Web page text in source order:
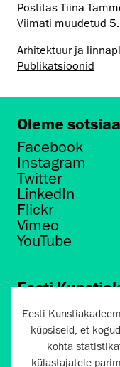
Postitas Tiina
Viimati muudetud
Arhitektuur ja
Publikatsioonid
Oleme
Facebook
Instagram
Twitter
LinkedIn
Flickr
Vimeo
YouTube
Eesti
Põhja
Tallinn 10412
Eesti
küpsiseid, et
kohta
külastajatele